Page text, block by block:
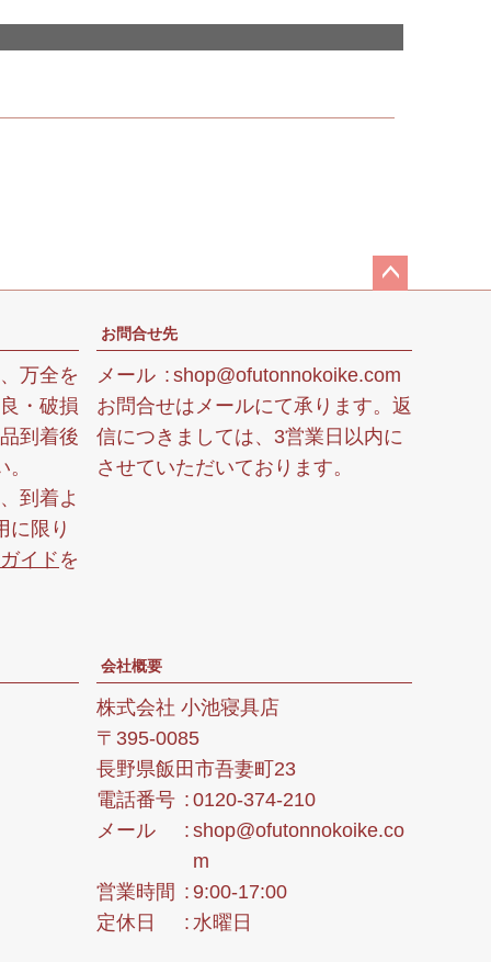
ジ
ッ
万全を
・破損
到着後
到着よ
に限り
イドを
お問合せ先
メール
shop@ofutonnokoike.com
お問合せはメールにて承ります。返
信につきましては、3営業日以内に
させていただいております。
会社概要
株式会社 小池寝具店
395-0085
長野県飯田市吾妻町23
電話番号
0120-374-210
メール
shop@ofutonnokoike.co
m
営業時間
9:00-17:00
定休日
水曜日